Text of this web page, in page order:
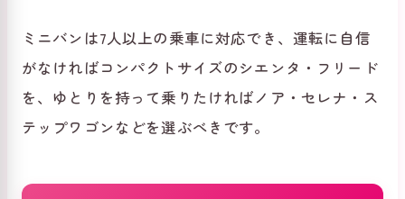
ミニバンは7人以上の乗車に対応でき、運転に自信
がなければコンパクトサイズのシエンタ・フリード
を、ゆとりを持って乗りたければノア・セレナ・ス
テップワゴンなどを選ぶべきです。